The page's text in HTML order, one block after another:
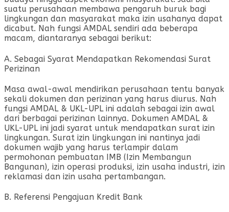
suatu perusahaan membawa pengaruh buruk bagi
lingkungan dan masyarakat maka izin usahanya dapat
dicabut. Nah fungsi AMDAL sendiri ada beberapa
macam, diantaranya sebagai berikut:
A. Sebagai Syarat Mendapatkan Rekomendasi Surat
Perizinan
Masa awal-awal mendirikan perusahaan tentu banyak
sekali dokumen dan perizinan yang harus diurus. Nah
fungsi AMDAL & UKL-UPL ini adalah sebagai izin awal
dari berbagai perizinan lainnya. Dokumen AMDAL &
UKL-UPL ini jadi syarat untuk mendapatkan surat izin
lingkungan. Surat izin lingkungan ini nantinya jadi
dokumen wajib yang harus terlampir dalam
permohonan pembuatan IMB (Izin Membangun
Bangunan), izin operasi produksi, izin usaha industri, izin
reklamasi dan izin usaha pertambangan.
B. Referensi Pengajuan Kredit Bank